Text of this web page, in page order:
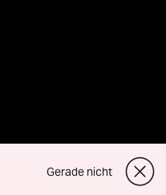
Gerade nicht